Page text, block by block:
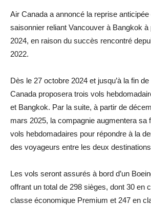
Air Canada a annoncé la reprise
saisonnier reliant Vancouver à Bangkok
2024, en raison du succès rencontré
2022.
Dès le 27 octobre 2024 et jusqu’à la fin
Canada proposera trois vols
et Bangkok. Par la suite, à partir de
mars 2025, la compagnie augmentera sa
vols hebdomadaires pour répondre à la
des voyageurs entre les deux
Les vols seront assurés à bord d’un
offrant un total de 298 sièges, dont 30 en
classe économique Premium et 247 en